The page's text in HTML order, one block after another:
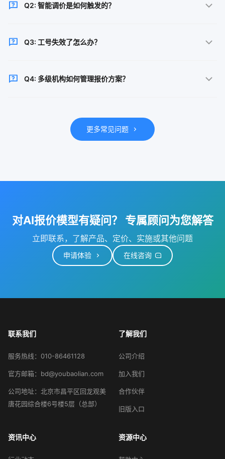
择车型后自动显示对应机器人模型列表，条件维度灵活
Q2: 智能调价是如何触发的？
回信息，满足条件时自动进入二次报价。支持自主定价
Q3: 工号失效了怎么办？
会自动提示。支持批量管理工号和方案，一键替换确保
Q4: 多级机构如何管理报价方案？
查看本机构模型。未配置自定义方案时自动匹配总部通
用方案，权限严格隔离。
更多常见问题
对AI报价模型有疑问？ 专属顾问为您解答
立即联系，了解产品、定价、实施或其他问题
申请体验 在线咨询
联系我们
服务热线：010-86461128
官方邮箱：bd@youbaolian.com
公司地址：北京市昌平区回龙观美
唐花园综合楼6号楼5层（总部）
了解我们
公司介绍
加入我们
合作伙伴
旧版入口
资讯中心 资源中心